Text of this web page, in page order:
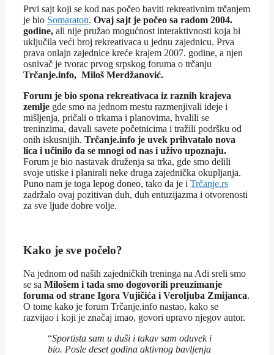
Prvi sajt koji se kod nas počeo baviti rekreativnim trčanjem
je bio Somaraton. Ovaj sajt je počeo sa radom 2004.
godine, ali nije pružao mogućnost interaktivnosti koja bi
uključila veći broj rekreativaca u jednu zajednicu. Prva
prava onlajn zajednice kreće krajem 2007. godine, a njen
osnivač je tvorac prvog srpskog foruma o trčanju
Trčanje.info, Miloš Merdžanović.
Forum je bio spona rekreativaca iz raznih krajeva
zemlje gde smo na jednom mestu razmenjivali ideje i
mišljenja, pričali o trkama i planovima, hvalili se
treninzima, davali savete početnicima i tražili podršku od
onih iskusnijih. Trčanje.info je uvek prihvatalo nova
lica i učinilo da se mnogi od nas i uživo upoznaju.
Forum je bio nastavak druženja sa trka, gde smo delili
svoje utiske i planirali neke druga zajednička okupljanja.
Puno nam je toga lepog doneo, tako da je i Trčanje.rs
zadržalo ovaj pozitivan duh, duh entuzijazma i otvorenosti
za sve ljude dobre volje.
Kako je sve počelo?
Na jednom od naših zajedničkih treninga na Adi sreli smo
se sa Milošem i tada smo dogovorili preuzimanje
foruma od strane Igora Vujičića i Veroljuba Zmijanca.
O tome kako je forum Trčanje.info nastao, kako se
razvijao i koji je značaj imao, govori upravo njegov autor.
“Sportista sam u duši i takav sam oduvek i
bio. Posle deset godina aktivnog bavljenja